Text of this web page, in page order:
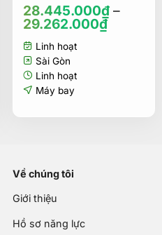
28.445.000₫–
29.262.000₫
Linh hoạt
Sài Gòn
Linh hoạt
Máy bay
Về chúng tôi
Giới thiệu
Hồ sơ năng lực